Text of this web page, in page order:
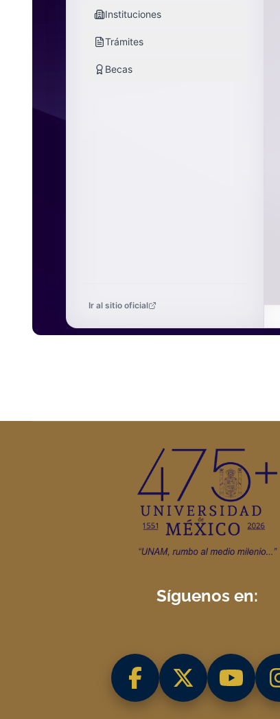
Instituciones
Trámites
Becas
Ir al sitio oficial
Síguenos en: